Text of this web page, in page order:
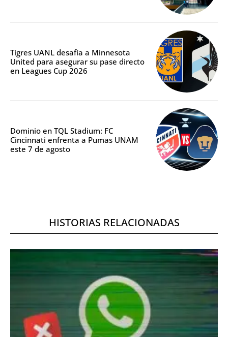
Tigres UANL desafía a Minnesota
United para asegurar su pase directo
en Leagues Cup 2026
Dominio en TQL Stadium: FC
Cincinnati enfrenta a Pumas UNAM
este 7 de agosto
HISTORIAS RELACIONADAS